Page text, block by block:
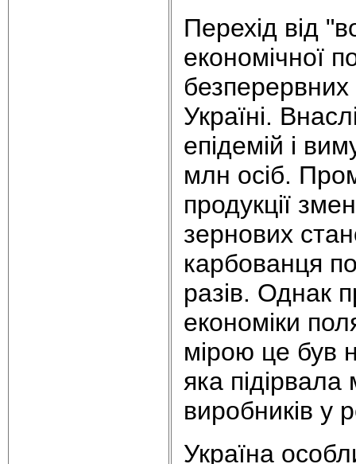
Перехід від
економічної
безперервних
Україні.
епідемій і
млн осіб.
продукції
зернових
карбованця
разів. Однак
економіки
мірою це був
яка підірвала
виробників у
Україна